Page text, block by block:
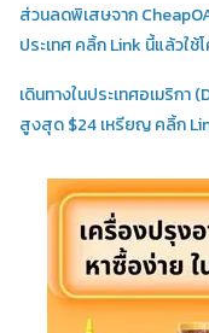
ส่วนลดพิเสษจาก
ประเทศ คลิ้ก Link นี้แล้วใช้
เดินทางในประเทศอเมริกา
สูงสุด $24 เหรียญ คลิ้ก